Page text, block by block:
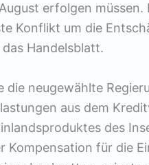
erfolgen müssen.
Konflikt um die
Handelsblatt.
die neugewählte
aus dem
des
Kompensation für die